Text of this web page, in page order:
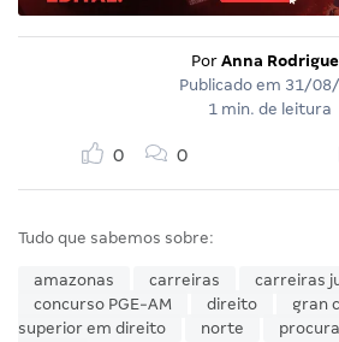
Por Anna
Publicado em 31/
1 min. de leitura
0 0
Tudo que sabemos sobre:
amazonas carreiras carreiras
concurso PGE-AM
direito gran
superior em direito
norte